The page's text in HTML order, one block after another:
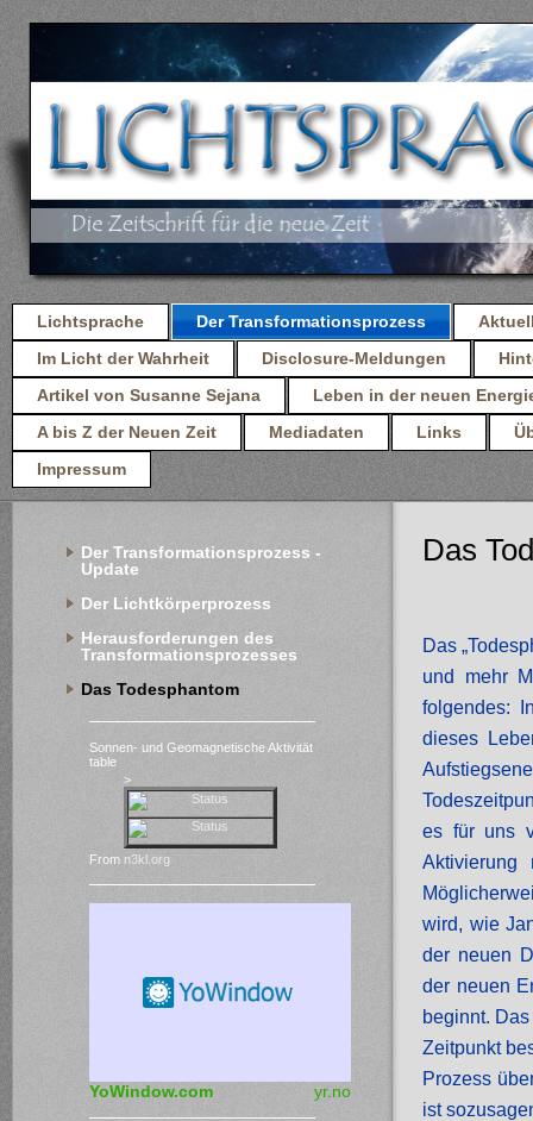
Lichtsprache Der Transformationsprozess
Im Licht der Wahrheit
Disclosure-Meldungen
Artikel von Susanne Sejana
Leben in der neuen
A bis Z der Neuen Zeit
Mediadaten Links
Impressum
Das
Das
und mehr
folgendes:
dieses
es für uns
Aktivierung
wird, wie
der neuen
der neuen
beginnt.
Zeitpunkt
Prozess
ist
Der Transformationsprozess -
Update
Der Lichtkörperprozess
Herausforderungen des
Transformationsprozesses
Das Todesphantom
Sonnen- und Geomagnetische Aktivität
table
>
From n3kl.org
YoWindow.com yr.no